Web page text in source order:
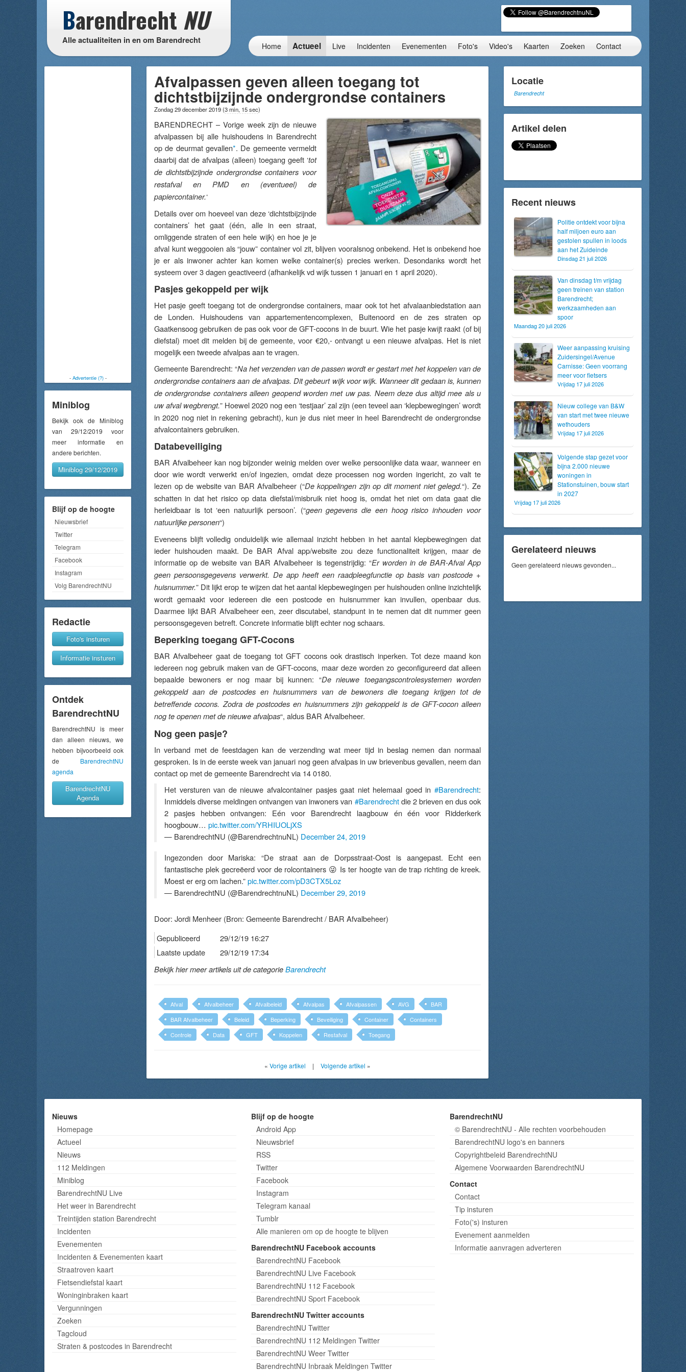
Barendrecht NU
Alle actualiteiten in en om Barendrecht
Home Actueel Live Incidenten Evenementen Foto's Video's Kaarten Zoeken Contact
- Advertentie (?)-
Miniblog
Bekijk ook de Miniblog
van 29/12/2019 voor
meer informatie en
andere berichten.
Miniblog 29/12/2019
Blijf op de hoogte
Nieuwsbrief
Twitter
Telegram
Facebook
Instagram
Volg BarendrechtNU
Redactie
Foto's insturen
Informatie insturen
Ontdek
BarendrechtNU
BarendrechtNU is meer
dan alleen nieuws, we
hebben bijvoorbeeld ook
de BarendrechtNU
agenda
BarendrechtNU
Agenda
Afvalpassen geven alleen toegang tot
dichtstbijzijnde ondergrondse containers
Zondag 29 december 2019(3 min, 15 sec)
BARENDRECHT – Vorige week zijn de nieuwe
afvalpassen bij alle huishoudens in Barendrecht
op de deurmat gevallen*. De gemeente vermeldt
daarbij dat de afvalpas (alleen) toegang geeft ‘tot
de dichtstbijzijnde ondergrondse containers voor
restafval en PMD en (eventueel) de
papiercontainer.‘
Details over om hoeveel van deze ‘dichtstbijzijnde
containers’ het gaat (één, alle in een straat,
omliggende straten of een hele wijk) en hoe je je
afval kunt weggooien als “jouw” container vol zit, blijven vooralsnog onbekend. Het is onbekend hoe
je er als inwoner achter kan komen welke container(s) precies werken. Desondanks wordt het
systeem over 3 dagen geactiveerd (afhankelijk vd wijk tussen 1 januari en 1 april 2020).
Pasjes gekoppeld per wijk
Het pasje geeft toegang tot de ondergrondse containers, maar ook tot het afvalaanbiedstation aan
de Londen. Huishoudens van appartementencomplexen, Buitenoord en de zes straten op
Gaatkensoog gebruiken de pas ook voor de GFT-cocons in de buurt. Wie het pasje kwijt raakt (of bij
diefstal) moet dit melden bij de gemeente, voor €20,- ontvangt u een nieuwe afvalpas. Het is niet
mogelijk een tweede afvalpas aan te vragen.
Gemeente Barendrecht: “Na het verzenden van de passen wordt er gestart met het koppelen van de
ondergrondse containers aan de afvalpas. Dit gebeurt wijk voor wijk. Wanneer dit gedaan is, kunnen
de ondergrondse containers alleen geopend worden met uw pas. Neem deze dus altijd mee als u
uw afval wegbrengt.” Hoewel 2020 nog een ‘testjaar’ zal zijn (een teveel aan ‘klepbewegingen’ wordt
in 2020 nog niet in rekening gebracht), kun je dus niet meer in heel Barendrecht de ondergrondse
afvalcontainers gebruiken.
Databeveiliging
BAR Afvalbeheer kan nog bijzonder weinig melden over welke persoonlijke data waar, wanneer en
door wie wordt verwerkt en/of ingezien, omdat deze processen nog worden ingericht, zo valt te
lezen op de website van BAR Afvalbeheer (“De koppelingen zijn op dit moment niet gelegd.“). Ze
schatten in dat het risico op data diefstal/misbruik niet hoog is, omdat het niet om data gaat die
herleidbaar is tot ‘een natuurlijk persoon’. (“geen gegevens die een hoog risico inhouden voor
natuurlijke personen“)
Eveneens blijft volledig onduidelijk wie allemaal inzicht hebben in het aantal klepbewegingen dat
ieder huishouden maakt. De BAR Afval app/website zou deze functionaliteit krijgen, maar de
informatie op de website van BAR Afvalbeheer is tegenstrijdig: “Er worden in de BAR-Afval App
geen persoonsgegevens verwerkt. De app heeft een raadpleegfunctie op basis van postcode +
huisnummer.” Dit lijkt erop te wijzen dat het aantal klepbewegingen per huishouden online inzichtelijk
wordt gemaakt voor iedereen die een postcode en huisnummer kan invullen, openbaar dus.
Daarmee lijkt BAR Afvalbeheer een, zeer discutabel, standpunt in te nemen dat dit nummer geen
persoonsgegeven betreft. Concrete informatie blijft echter nog schaars.
Beperking toegang GFT-Cocons
BAR Afvalbeheer gaat de toegang tot GFT cocons ook drastisch inperken. Tot deze maand kon
iedereen nog gebruik maken van de GFT-cocons, maar deze worden zo geconfigureerd dat alleen
bepaalde bewoners er nog maar bij kunnen: “De nieuwe toegangscontrolesystemen worden
gekoppeld aan de postcodes en huisnummers van de bewoners die toegang krijgen tot de
betreffende cocons. Zodra de postcodes en huisnummers zijn gekoppeld is de GFT-cocon alleen
nog te openen met de nieuwe afvalpas“, aldus BAR Afvalbeheer.
Nog geen pasje?
In verband met de feestdagen kan de verzending wat meer tijd in beslag nemen dan normaal
gesproken. Is in de eerste week van januari nog geen afvalpas in uw brievenbus gevallen, neem dan
contact op met de gemeente Barendrecht via 14 0180.
Het versturen van de nieuwe afvalcontainer pasjes gaat niet helemaal goed in #Barendrecht:
Inmiddels diverse meldingen ontvangen van inwoners van #Barendrechtdie 2 brieven en dus ook
2 pasjes hebben ontvangen: Eén voor Barendrecht laagbouw én één voor Ridderkerk
hoogbouw… pic.twitter.com/YRHIUOLjXS
— BarendrechtNU (@BarendrechtnuNL) December 24, 2019
Ingezonden door Mariska: “De straat aan de Dorpsstraat-Oost is aangepast. Echt een
fantastische plek gecreëerd voor de rolcontainers 😜 Is ter hoogte van de trap richting de kreek.
Moest er erg om lachen.”pic.twitter.com/pD3CTX5Loz
— BarendrechtNU (@BarendrechtnuNL) December 29, 2019
Door: Jordi Menheer (Bron: Gemeente Barendrecht / BAR Afvalbeheer)
Gepubliceerd
29/12/19 16:27
Laatste update
29/12/19 17:34
Bekijk hier meer artikels uit de categorie Barendrecht
Afval Afvalbeheer Afvalbeleid Afvalpas Afvalpassen AVG
BAR
BAR Afvalbeheer
Beleid Beperking Beveiliging Container
Containers
Controle
Data GFT Koppelen Restafval Toegang
« Vorige artikel | Volgende artikel »
Locatie
Barendrecht
Artikel delen
Recent nieuws
Politie ontdekt voor bijna
half miljoen euro aan
gestolen spullen in loods
aan het Zuideinde
Dinsdag 21 juli 2026
Van dinsdag t/m vrijdag
geen treinen van station
Barendrecht;
werkzaamheden aan
spoor
Maandag 20 juli 2026
Weer aanpassing kruising
Zuidersingel/Avenue
Carnisse: Geen voorrang
meer voor fietsers
Vrijdag 17 juli 2026
Nieuw college van B&W
van start met twee nieuwe
wethouders
Vrijdag 17 juli 2026
Volgende stap gezet voor
bijna 2.000 nieuwe
woningen in
Stationstuinen, bouw start
in 2027
Vrijdag 17 juli 2026
Gerelateerd nieuws
Geen gerelateerd nieuws gevonden...
Nieuws
Homepage
Actueel
Nieuws
112 Meldingen
Miniblog
BarendrechtNU Live
Het weer in Barendrecht
Treintijden station Barendrecht
Incidenten
Evenementen
Incidenten & Evenementen kaart
Straatroven kaart
Fietsendiefstal kaart
Woninginbraken kaart
Vergunningen
Zoeken
Tagcloud
Straten & postcodes in Barendrecht
Blijf op de hoogte
Android App
Nieuwsbrief
RSS
Twitter
Facebook
Instagram
Telegram kanaal
Tumblr
Alle manieren om op de hoogte te blijven
BarendrechtNU Facebook accounts
BarendrechtNU Facebook
BarendrechtNU Live Facebook
BarendrechtNU 112 Facebook
BarendrechtNU Sport Facebook
BarendrechtNU Twitter accounts
BarendrechtNU Twitter
BarendrechtNU 112 Meldingen Twitter
BarendrechtNU Weer Twitter
BarendrechtNU Inbraak Meldingen Twitter
BarendrechtNU
© BarendrechtNU - Alle rechten voorbehouden
BarendrechtNU logo's en banners
Copyrightbeleid BarendrechtNU
Algemene Voorwaarden BarendrechtNU
Contact
Contact
Tip insturen
Foto('s) insturen
Evenement aanmelden
Informatie aanvragen adverteren